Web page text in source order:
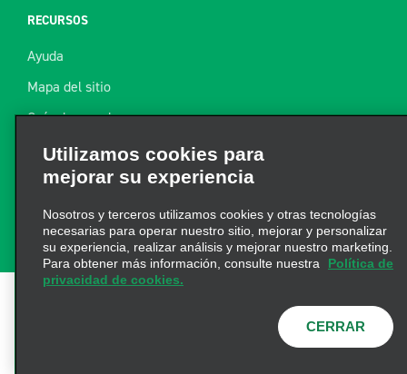
RECURSOS
Ayuda
Mapa del sitio
Guía de remolque
Recursos
Noticias de la industria
Encuentre un recibo
|Política de
AdChoices
© 2026 Enterprise
Utilizamos cookies para
mejorar su experiencia
Nosotros y terceros utilizamos cookies y otras tecnologías
necesarias para operar nuestro sitio, mejorar y personalizar
su experiencia, realizar análisis y mejorar nuestro marketing.
Para obtener más información, consulte nuestra
Política de
privacidad de cookies.
CERRAR